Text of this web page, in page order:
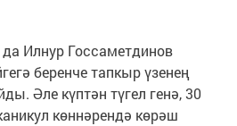
Илнур Госсаметдинов
беренче тапкыр үзенең
Әле күптән түгел генә, 30
көннәрендә көрәш